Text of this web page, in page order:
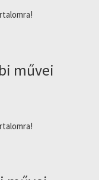
művei